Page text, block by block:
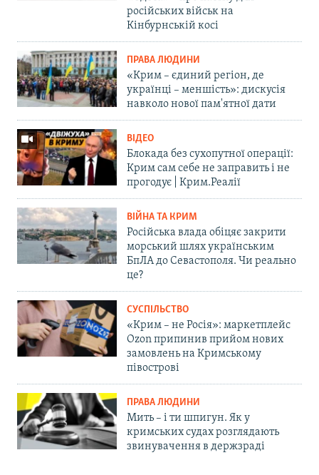
російських військ на
Кінбурнській косі
ПРАВА ЛЮДИНИ
«Крим – єдиний регіон, де
українці – меншість»: дискусія
навколо нової пам'ятної дати
ВІДЕО
Блокада без сухопутної операції:
Крим сам себе не заправить і не
прогодує | Крим.Реалії
ВІЙНА ТА КРИМ
Російська влада обіцяє закрити
морський шлях українським
БпЛА до Севастополя. Чи реально
це?
СУСПІЛЬСТВО
«Крим – не Росія»: маркетплейс
Ozon припинив прийом нових
замовлень на Кримському
півострові
ПРАВА ЛЮДИНИ
Мить – і ти шпигун. Як у
кримських судах розглядають
звинувачення в держзраді